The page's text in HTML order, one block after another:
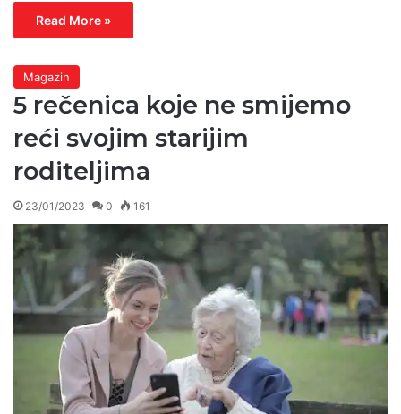
Read More »
Magazin
5 rečenica koje ne smijemo
reći svojim starijim
roditeljima
23/01/2023 0 161